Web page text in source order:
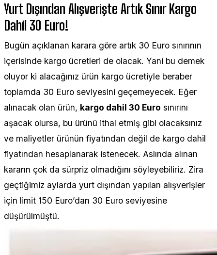
Yurt Dışından Alışverişte Artık Sınır Kargo
Dahil 30 Euro!
Bugün açıklanan karara göre artık 30 Euro sınırının
içerisinde kargo ücretleri de olacak. Yani bu demek
oluyor ki alacağınız ürün kargo ücretiyle beraber
toplamda 30 Euro seviyesini geçemeyecek. Eğer
alınacak olan ürün, kargo dahil 30 Euro sınırını
aşacak olursa, bu ürünü ithal etmiş gibi olacaksınız
ve maliyetler ürünün fiyatından değil de kargo dahil
fiyatından hesaplanarak istenecek. Aslında alınan
kararın çok da sürpriz olmadığını söyleyebiliriz. Zira
geçtiğimiz aylarda yurt dışından yapılan alışverişler
için limit 150 Euro’dan 30 Euro seviyesine
düşürülmüştü.